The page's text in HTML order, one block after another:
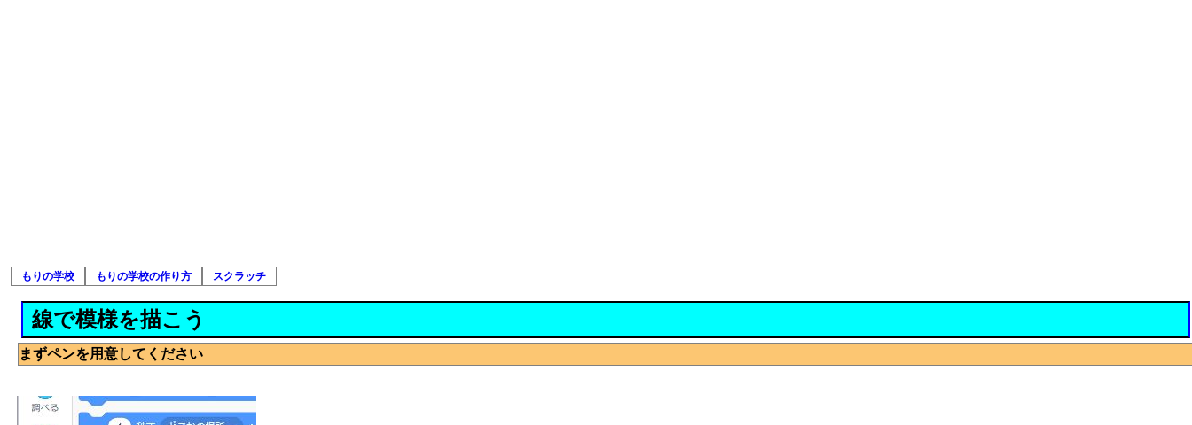
もりの学校 もりの学校の作り方 スクラッチ
線で模様を描こう
まずペンを用意してください